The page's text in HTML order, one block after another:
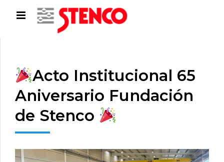
Acto Institucional 65
Aniversario Fundación
de Stenco